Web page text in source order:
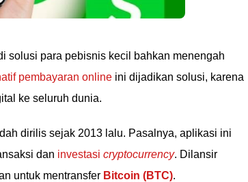
solusi para pebisnis kecil bahkan menengah
pembayaran online ini dijadikan solusi, karena
ke seluruh dunia.
dirilis sejak 2013 lalu. Pasalnya, aplikasi ini
dan investasi cryptocurrency. Dilansir
untuk mentransfer Bitcoin (BTC).